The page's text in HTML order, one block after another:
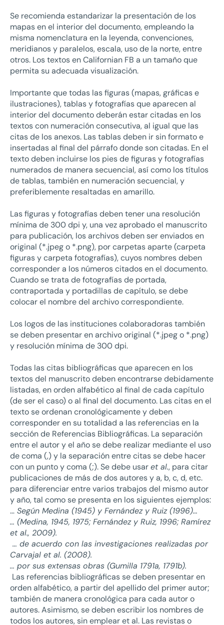
Se recomienda estandarizar la presentación de los
mapas en el interior del documento, empleando la
misma nomenclatura en la leyenda, convenciones,
meridianos y paralelos, escala, uso de la norte, entre
otros. Los textos en Californian FB a un tamaño que
permita su adecuada visualización.
Importante que todas las figuras (mapas, gráficas e
ilustraciones), tablas y fotografías que aparecen al
interior del documento deberán estar citadas en los
textos con numeración consecutiva, al igual que las
citas de los anexos. Las tablas deben ir sin formato e
insertadas al final del párrafo donde son citadas. En el
texto deben incluirse los pies de figuras y fotografías
numerados de manera secuencial, así como los títulos
de tablas, también en numeración secuencial, y
preferiblemente resaltadas en amarillo.
Las figuras y fotografías deben tener una resolución
mínima de 300 dpi y, una vez aprobado el manuscrito
para publicación, los archivos deben ser enviados en
original (*.jpeg o *.png), por carpetas aparte (carpeta
figuras y carpeta fotografías), cuyos nombres deben
corresponder a los números citados en el documento.
Cuando se trata de fotografías de portada,
contraportada y portadillas de capítulo, se debe
colocar el nombre del archivo correspondiente.
Los logos de las instituciones colaboradoras también
se deben presentar en archivo original (*.jpeg o *.png)
y resolución mínima de 300 dpi.
Todas las citas bibliográficas que aparecen en los
textos del manuscrito deben encontrarse debidamente
listadas, en orden alfabético al final de cada capítulo
(de ser el caso) o al final del documento. Las citas en el
texto se ordenan cronológicamente y deben
corresponder en su totalidad a las referencias en la
sección de Referencias Bibliográficas. La separación
entre el autor y el año se debe realizar mediante el uso
de coma (,) y la separación entre citas se debe hacer
con un punto y coma (;). Se debe usaret al., para citar
publicaciones de más de dos autores y a, b, c, d, etc.
para diferenciar entre varios trabajos del mismo autor
y año, tal como se presenta en los siguientes ejemplos:
… Según Medina (1945) y Fernández y Ruiz (1996)…
… (Medina, 1945, 1975; Fernández y Ruiz, 1996; Ramírez
et al., 2009).
… de acuerdo con las investigaciones realizadas por
Carvajal et al. (2008).
… por sus extensas obras (Gumilla 1791a, 1791b).
Las referencias bibliográficas se deben presentar en
orden alfabético, a partir del apellido del primer autor;
también de manera cronológica para cada autor o
autores. Asimismo, se deben escribir los nombres de
todos los autores, sin emplear et al. Las revistas o